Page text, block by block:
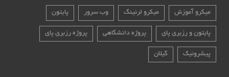
میکرو آموزش میکرو لرنینگ وب سرور پایتون
پایتون و رزبری پای پروژه دانشگاهی پروژه رزبری پای
پیشرونیک گیلان